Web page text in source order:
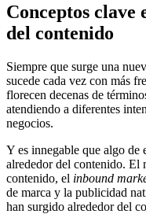
Conceptos clave
del contenido
Siempre que surge una
sucede cada vez con más
florecen decenas de
atendiendo a diferentes
negocios.
Y es innegable que algo de
alrededor del contenido. El
contenido, el inbound
de marca y la publicidad
han surgido alrededor del